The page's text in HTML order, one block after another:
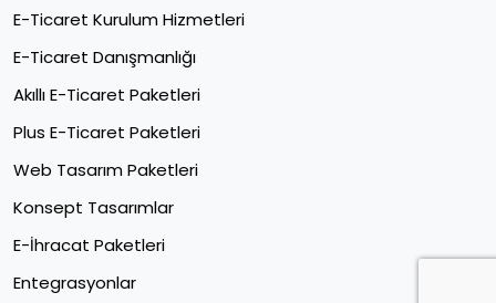
E-Ticaret Kurulum Hizmetleri
E-Ticaret Danışmanlığı
Akıllı E-Ticaret Paketleri
Plus E-Ticaret Paketleri
Web Tasarım Paketleri
Konsept Tasarımlar
E-İhracat Paketleri​
Entegrasyonlar